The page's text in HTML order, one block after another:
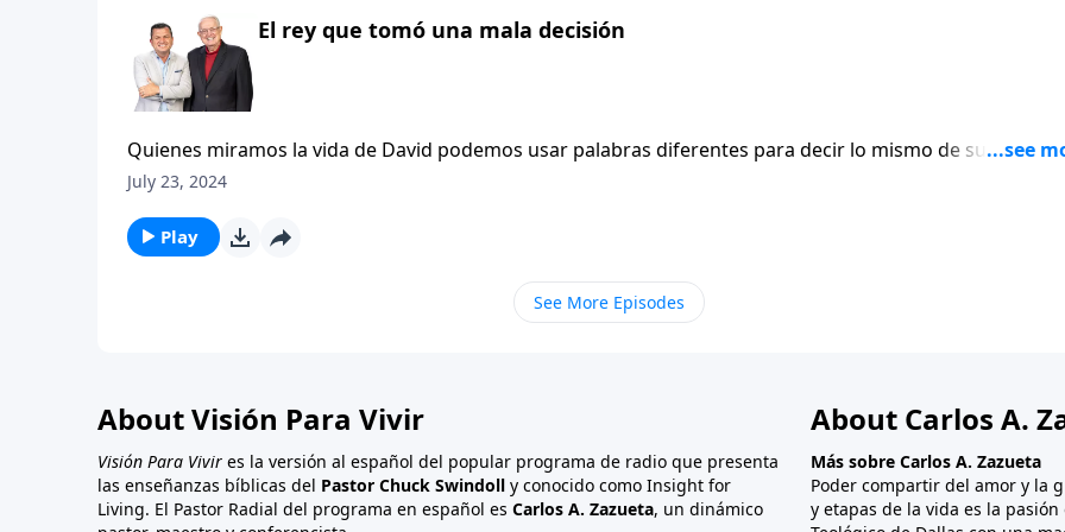
NTV).
El rey que tomó una mala decisión
Quienes miramos la vida de David podemos usar palabras diferentes para decir lo mismo de su trágica
experiencia con Betsabé. Algunos podrían llamarlo el episodio más angustiante de la vida de David;
valientes. Sin embargo, buscamos la manera de describirlo. El encuentro de David con Betsabé y los
posteriores a su pecado, se destacan como una ilustración inolvidable de una de las advertencias del
Nuevo Testamento: «Si ustedes piensan que están firmes, tengan cuidado de no caer» (1 Corintios 10:12,
July 23, 2024
Play
See More Episodes
About Visión Para Vivir
Visión Para Vivir es la versión al español del popular programa de radio que presenta
las enseñanzas bíblicas del Pastor Chuck Swindoll y conocido como Insight for
Living. El Pastor Radial del programa en español es Carlos A. Zazueta, un dinámico
About Carlos A.
Más sobre Carlos A. Zazueta
Poder compartir del amor y la
y etapas de la vida es la